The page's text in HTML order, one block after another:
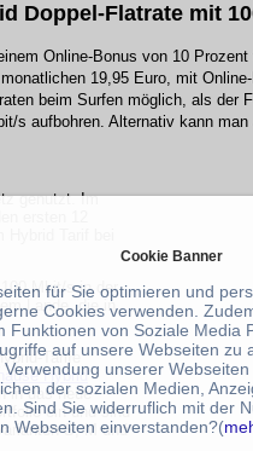
Doppel-Flatrate mit
Online-Bonus von 10
19,95 Euro, mit
beim Surfen möglich, als der
s aufbohren. Alternativ kann
genutzt. Im
ersten 12
Tarif bei
Mbit/s in der
Lande, die in
Tarife
Hybrid
in das neue
ein und sind
S, M und
Cookie Banner
für Sie optimieren und
Cookies verwenden.
Funktionen von Soziale Media
auf unsere Webseiten zu
unserer
der sozialen Medien,
Sind Sie widerruflich mit der
Webseiten einverstanden?(